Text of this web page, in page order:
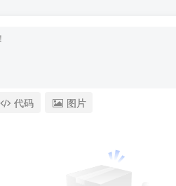
代码 图片